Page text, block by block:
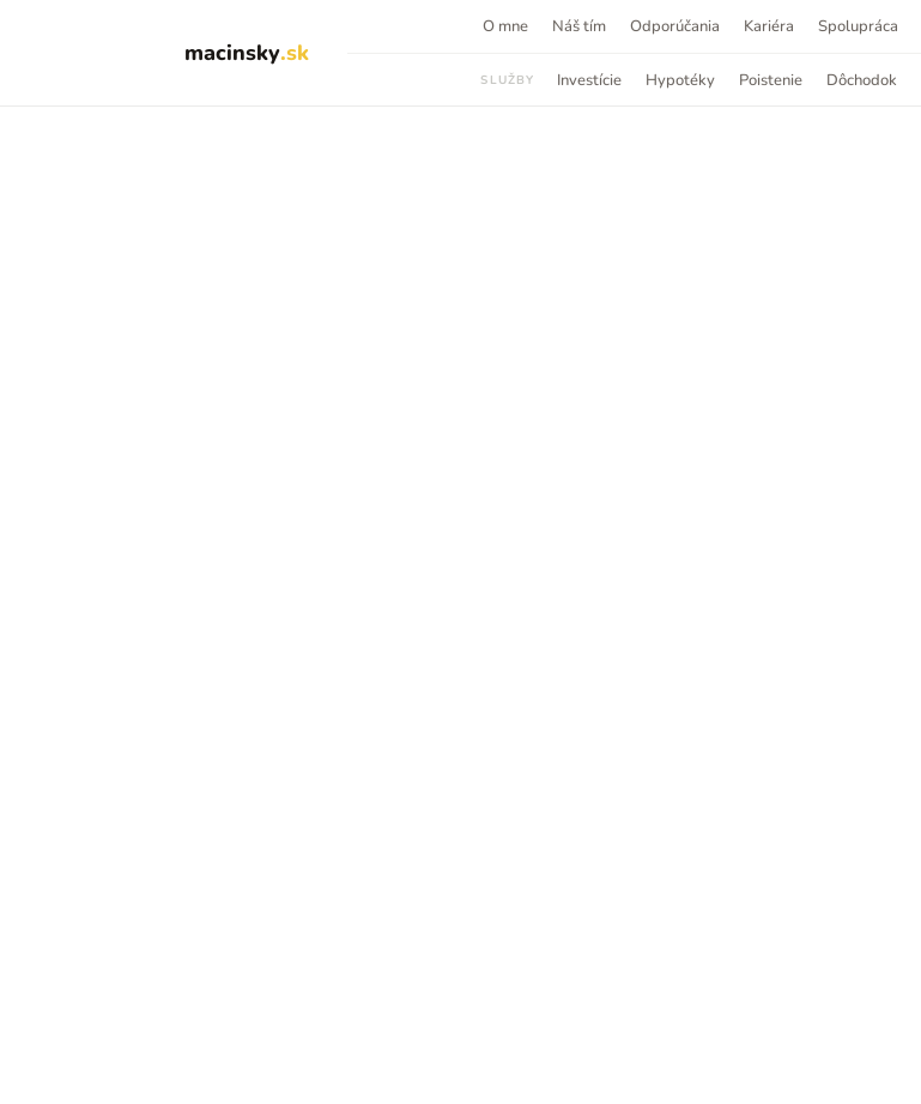
macinsky.sk
O mne Náš tím Odporúčania Kariéra Spolupráca
SLUŽBY Investície Hypotéky Poistenie Dôchodok